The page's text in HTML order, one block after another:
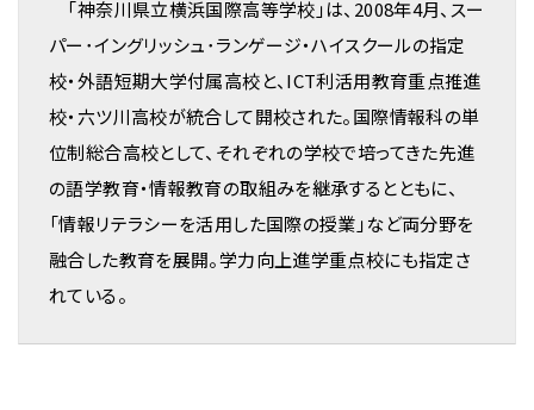
「神奈川県立横浜国際高等学校」は、2008年4月、スー
パー･イングリッシュ･ランゲージ・ハイスクールの指定
校・外語短期大学付属高校と、ICT利活用教育重点推進
校・六ツ川高校が統合して開校された。国際情報科の単
位制総合高校として、それぞれの学校で培ってきた先進
の語学教育・情報教育の取組みを継承するとともに、
「情報リテラシーを活用した国際の授業」など両分野を
融合した教育を展開。学力向上進学重点校にも指定さ
れている。